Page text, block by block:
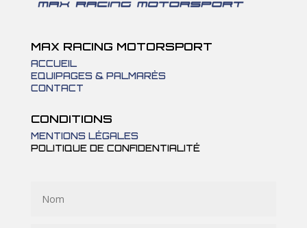
MAX RACING MOTORSPORT
ACCUEIL
EQUIPAGES & PALMARÈS
CONTACT
CONDITIONS
MENTIONS LÉGALES
POLITIQUE DE CONFIDENTIALITÉ